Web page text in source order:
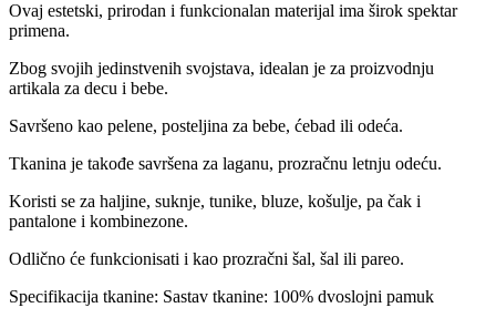
Ovaj estetski, prirodan i funkcionalan materijal ima širok spektar
primena.
Zbog svojih jedinstvenih svojstava, idealan je za proizvodnju
artikala za decu i bebe.
Savršeno kao pelene, posteljina za bebe, ćebad ili odeća.
Tkanina je takođe savršena za laganu, prozračnu letnju odeću.
Koristi se za haljine, suknje, tunike, bluze, košulje, pa čak i
pantalone i kombinezone.
Odlično će funkcionisati i kao prozračni šal, šal ili pareo.
Specifikacija tkanine: Sastav tkanine: 100% dvoslojni pamuk